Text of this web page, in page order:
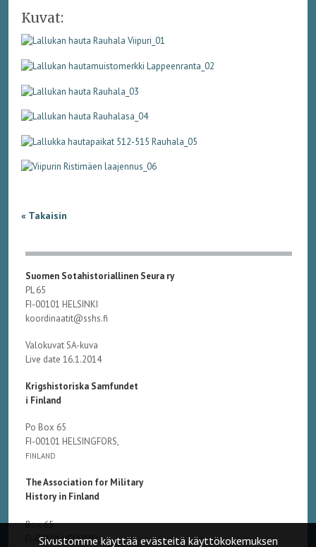
Kuvat:
« Takaisin
Suomen Sotahistoriallinen Seura ry
PL 65
FI-00101 HELSINKI
koordinaatit@sshs.fi
Valokuvat SA-kuva
Live date 16.1.2014
Krigshistoriska Samfundet
i Finland
Po Box 65
FI-00101 HELSINGFORS,
FINLAND
The Association for Military
History in Finland
Box 65
FI-00101 HELSINKI,
Sivustomme käyttää evästeitä käyttökokemuksen